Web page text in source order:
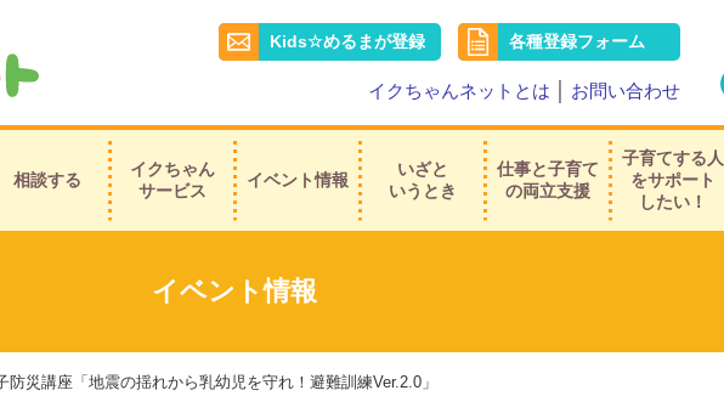
相談する
イクちゃん
サービス
イベント情報
いざと
いうとき
仕事と子育て
の両立支援
子育てする人
をサポート
したい！
Kids☆めるまが登録 各種登録フォーム
イクちゃんネットとは お問い合わせ
イベント情報
防災講座「地震の揺れから乳幼児を守れ！避難訓練Ver.2.0」